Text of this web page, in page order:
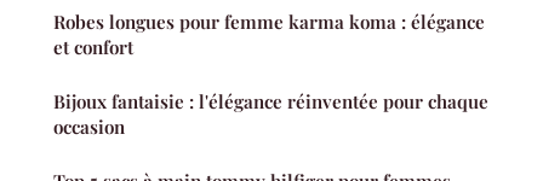
Robes longues pour femme karma koma : élégance
et confort
Bijoux fantaisie : l'élégance réinventée pour chaque
occasion